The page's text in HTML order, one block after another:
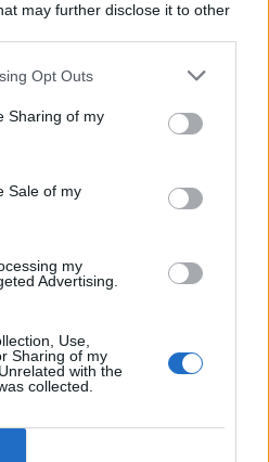
may further disclose it to other
Opt Outs
Sharing of my
Sale of my
my
Advertising.
Use,
Sharing of my
with the
collected.
U akuzua për vdekjen e
Indeksimi i pensioneve/
dhe në fshat, ja kush